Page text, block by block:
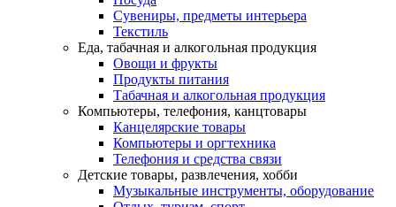
Сувениры, предметы интерьера
Текстиль
Еда, табачная и алкогольная продукция
Овощи и фрукты
Продукты питания
Табачная и алкогольная продукция
Компьютеры, телефония, канцтовары
Канцелярские товары
Компьютеры и оргтехника
Телефония и средства связи
Детские товары, развлечения, хобби
Музыкальные инструменты, оборудование